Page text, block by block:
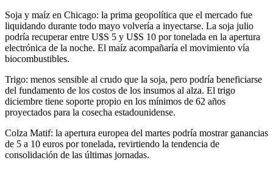
Soja y maíz en Chicago: la prima geopolítica que el mercado fue
liquidando durante todo mayo volvería a inyectarse. La soja julio
podría recuperar entre U$S 5 y U$S 10 por tonelada en la apertura
electrónica de la noche. El maíz acompañaría el movimiento vía
biocombustibles.
Trigo: menos sensible al crudo que la soja, pero podría beneficiarse
del fundamento de los costos de los insumos al alza. El trigo
diciembre tiene soporte propio en los mínimos de 62 años
proyectados para la cosecha estadounidense.
Colza Matif: la apertura europea del martes podría mostrar ganancias
de 5 a 10 euros por tonelada, revirtiendo la tendencia de
consolidación de las últimas jornadas.